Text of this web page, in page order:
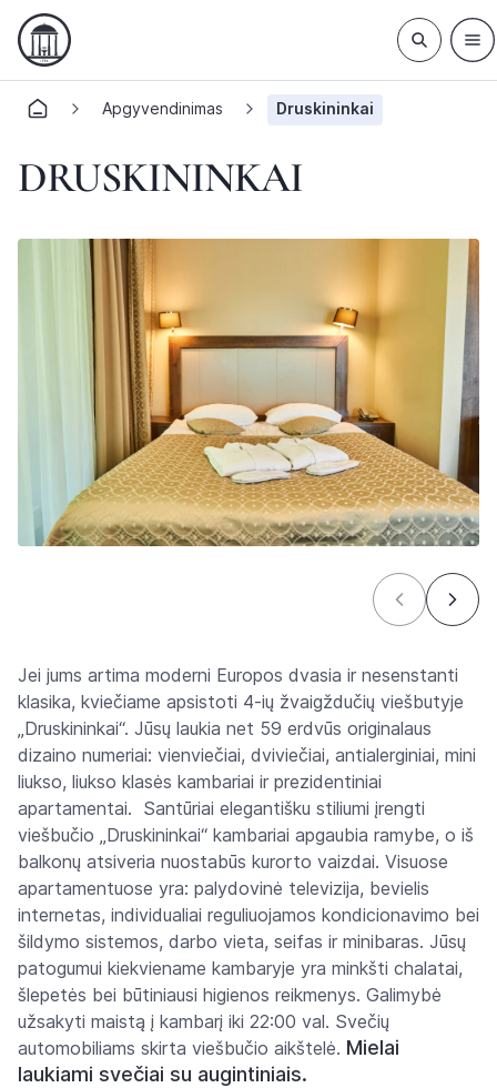
Apgyvendinimas Druskininkai
DRUSKININKAI
Jei jums artima moderni Europos dvasia ir nesenstanti
klasika, kviečiame apsistoti 4-ių žvaigždučių viešbutyje
„Druskininkai“. Jūsų laukia net 59 erdvūs originalaus
dizaino numeriai: vienviečiai, dviviečiai, antialerginiai, mini
liukso, liukso klasės kambariai ir prezidentiniai
apartamentai. Santūriai elegantišku stiliumi įrengti
viešbučio „Druskininkai“ kambariai apgaubia ramybe, o iš
balkonų atsiveria nuostabūs kurorto vaizdai. Visuose
apartamentuose yra: palydovinė televizija, bevielis
internetas, individualiai reguliuojamos kondicionavimo bei
šildymo sistemos, darbo vieta, seifas ir minibaras. Jūsų
patogumui kiekviename kambaryje yra minkšti chalatai,
šlepetės bei būtiniausi higienos reikmenys. Galimybė
užsakyti maistą į kambarį iki 22:00 val. Svečių
automobiliams skirta viešbučio aikštelė. Mielai
laukiami svečiai su augintiniais.